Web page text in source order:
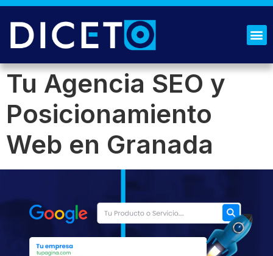
Tu Agencia SEO y
Posicionamiento
Web en Granada